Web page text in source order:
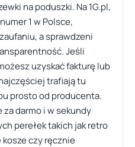
na poduszki. Na 1G.pl,
1 w Polsce,
a sprawdzeni
Jeśli
uzyskać fakturę lub
trafiają tu
prosto od producenta.
darmo i w sekundy
perełek takich jak retro
czy ręcznie